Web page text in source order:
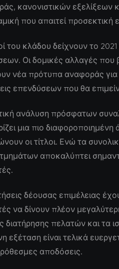
κανονιστικών εξελίξεων
που απαιτεί προσεκτική
του κλάδου δείχνουν το
Οι δομικές αλλαγές που
νέα πρότυπα αναφοράς
επενδύσεων που θα
ανάλυση πρόσφατων
μια πιο
οι τίτλοι. Ενώ τα
αποκαλύπτει
δέουσας επιμέλειας
να δίνουν πλέον
διατήρησης πελατών και τα
εξέταση είναι τελικά
αποδόσεις.